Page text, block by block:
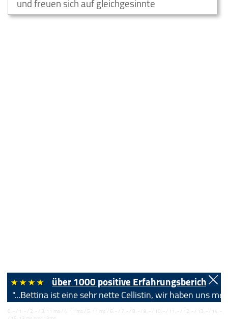
0: - / 1: - / 2: - / 3: 11 ms / 4: 11 ms / 5: 11 ms / 6: - / 7: - / 8: - / 9: - / 10: - / 11: - / 12: - / 13: - / 14: -
über 1000 positive Erfahrungsberichte!
"...Bettina ist eine sehr nette Cellistin, wir haben uns